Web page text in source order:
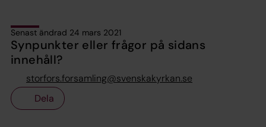
Senast ändrad 24 mars 2021
Synpunkter eller frågor på sidans
innehåll?
storfors.forsamling@svenskakyrkan.se
Dela